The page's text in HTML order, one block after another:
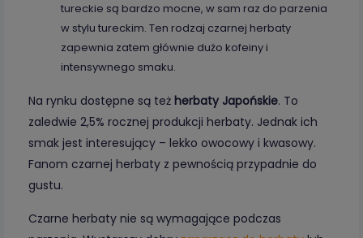
tureckie są bardzo mocne, w sam raz do parzenia
w stylu tureckim. Ten rodzaj czarnej herbaty
zapewnia zatem głównie dużo kofeiny i
intensywnego smaku.
Na rynku dostępne są też herbaty Japońskie. To
zaledwie 2,5% rocznej produkcji herbaty. Jednak ich
smak jest interesujący – lekko owocowy i kwasowy.
Fanom czarnej herbaty z pewnością przypadnie do
gustu.
Czarne herbaty nie są wymagające podczas